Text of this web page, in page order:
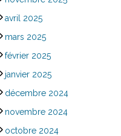
avril 2025
mars 2025
février 2025
janvier 2025
décembre 2024
novembre 2024
octobre 2024